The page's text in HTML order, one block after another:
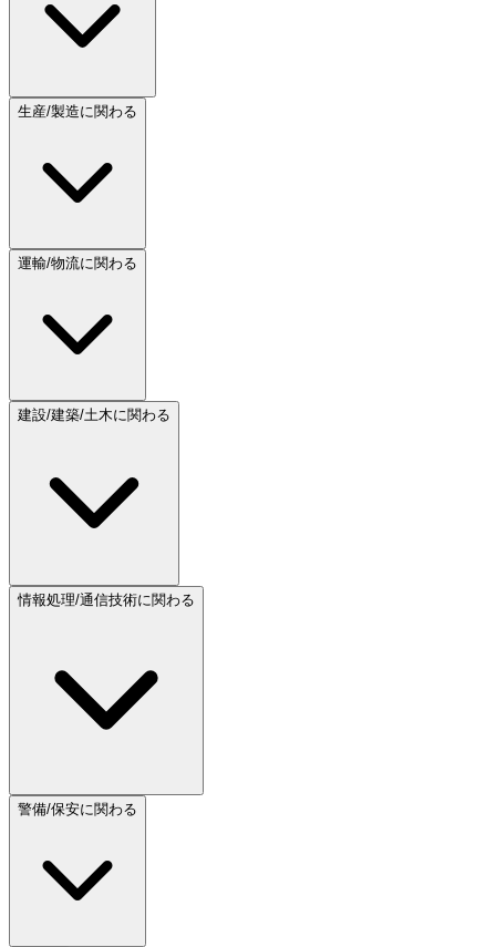
生産/製造に関わる
運輸/物流に関わる
建設/建築/土木に関わる
情報処理/通信技術に関わる
警備/保安に関わる